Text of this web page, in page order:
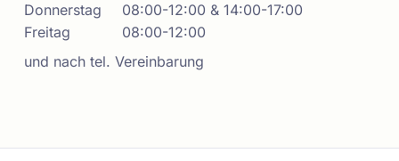
Donnerstag
08:00-12:00 & 14:00-17:00
Freitag
08:00-12:00
und nach tel. Vereinbarung